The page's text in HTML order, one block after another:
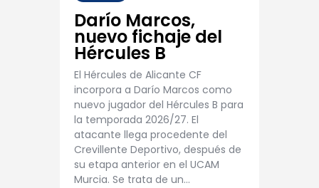
Darío Marcos,
nuevo fichaje del
Hércules B
El Hércules de Alicante CF
incorpora a Darío Marcos como
nuevo jugador del Hércules B para
la temporada 2026/27. El
atacante llega procedente del
Crevillente Deportivo, después de
su etapa anterior en el UCAM
Murcia. Se trata de un…